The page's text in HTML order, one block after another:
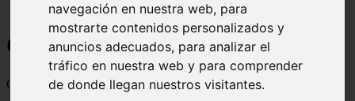
navegación en nuestra web, para
mostrarte contenidos personalizados y
anuncios adecuados, para analizar el
tráfico en nuestra web y para comprender
de donde llegan nuestros visitantes.
Curiosidades y Sabias que
Cosas curiosas, curiosidades, noticias impactantes y mucho mas